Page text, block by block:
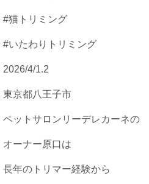
#猫トリミング
#いたわりトリミング
2026/4/1.2
東京都八王子市
ペットサロンリーデレカーネの
オーナー原口は
長年のトリマー経験から